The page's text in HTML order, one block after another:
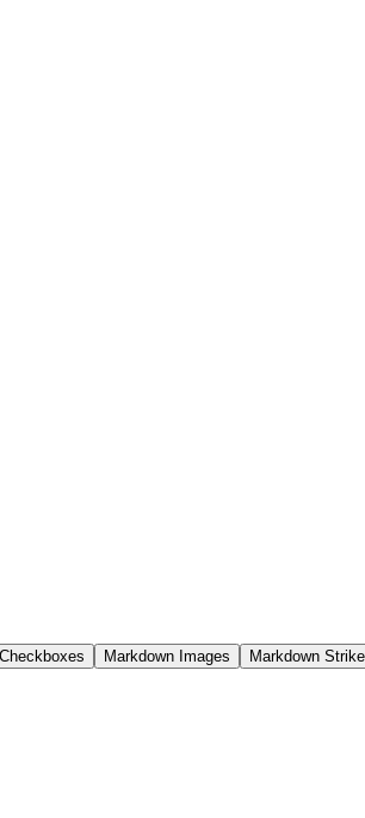
Markdown Images Markdown